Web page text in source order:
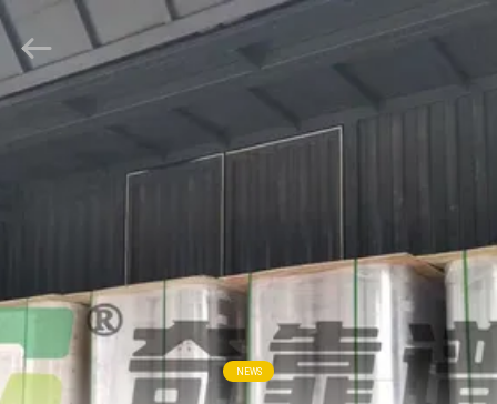
HAUS
PRODUKTE
ÜBER
UNS
WEIFANG
SUPERRELIABLE
TECHNOLOGY
CO,LTD.
Rights
Reserved.
NEWS